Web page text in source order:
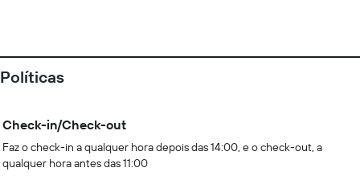
Políticas
Check-in/Check-out
Faz o check-in a qualquer hora depois das 14:00, e o check-out, a
qualquer hora antes das 11:00